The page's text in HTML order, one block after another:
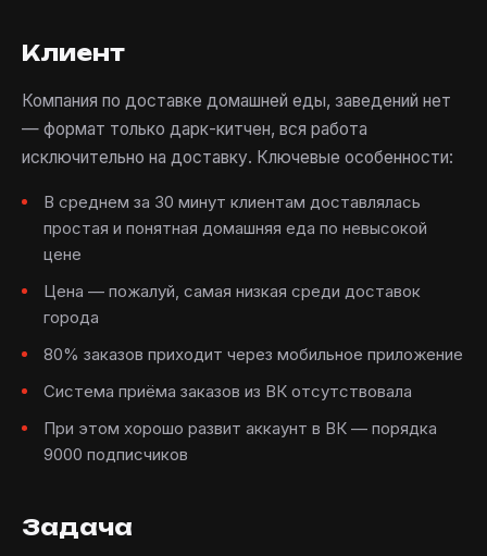
Клиент
Компания по доставке домашней еды, заведений нет
— формат только дарк-китчен, вся работа
исключительно на доставку. Ключевые особенности:
В среднем за 30 минут клиентам доставлялась
простая и понятная домашняя еда по невысокой
цене
Цена — пожалуй, самая низкая среди доставок
города
80% заказов приходит через мобильное приложение
Система приёма заказов из ВК отсутствовала
При этом хорошо развит аккаунт в ВК — порядка
9000 подписчиков
Задача